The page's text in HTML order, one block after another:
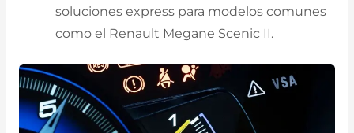
soluciones express para modelos comunes
como el Renault Megane Scenic II.